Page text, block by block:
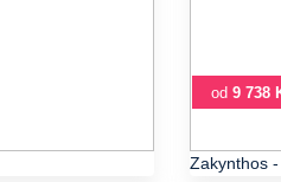
od 9 738
Zakynthos